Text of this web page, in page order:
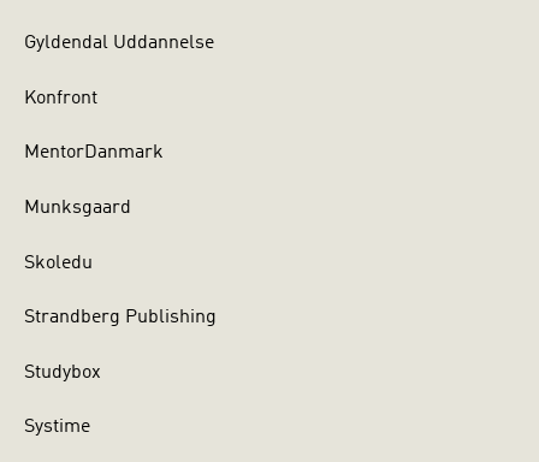
Gyldendal Uddannelse
Konfront
MentorDanmark
Munksgaard
Skoledu
Strandberg Publishing
Studybox
Systime